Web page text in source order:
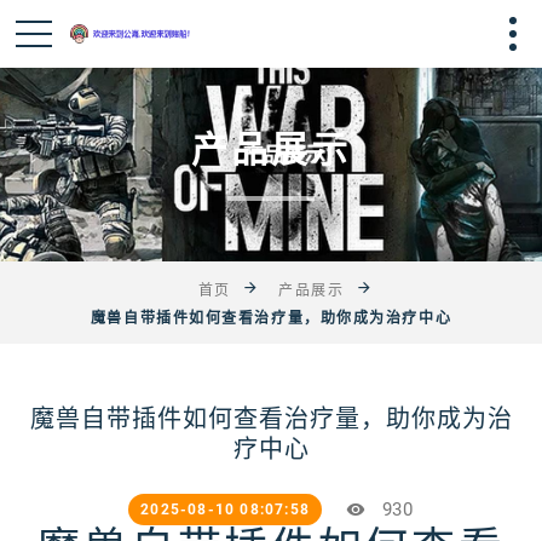
产品展示
首页
产品展示
魔兽自带插件如何查看治疗量，助你成为治疗中心
魔兽自带插件如何查看治疗量，助你成为治
疗中心
2025-08-10 08:07:58 930